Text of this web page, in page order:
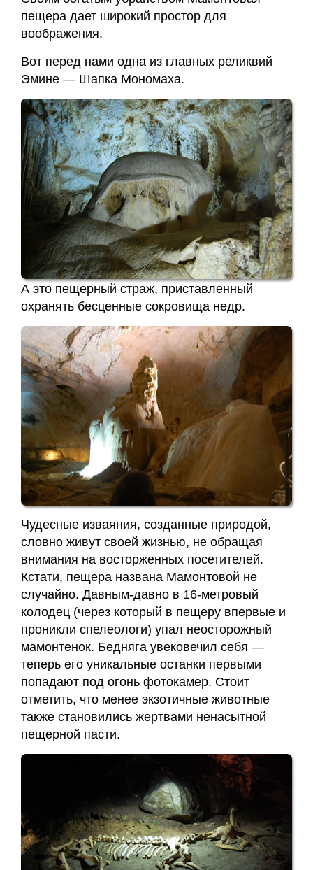
пещера дает широкий простор для
воображения.
Вот перед нами одна из главных реликвий
Эмине — Шапка Мономаха.
А это пещерный страж, приставленный
охранять бесценные сокровища недр.
Чудесные изваяния, созданные природой,
словно живут своей жизнью, не обращая
внимания на восторженных посетителей.
Кстати, пещера названа Мамонтовой не
случайно. Давным-давно в 16-метровый
колодец (через который в пещеру впервые и
проникли спелеологи) упал неосторожный
мамонтенок. Бедняга увековечил себя —
теперь его уникальные останки первыми
попадают под огонь фотокамер. Стоит
отметить, что менее экзотичные животные
также становились жертвами ненасытной
пещерной пасти.